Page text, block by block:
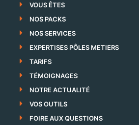
VOUS ÊTES
NOS PACKS
NOS SERVICES
EXPERTISES PÔLES METIERS
TARIFS
TÉMOIGNAGES
NOTRE ACTUALITÉ
VOS OUTILS
FOIRE AUX QUESTIONS